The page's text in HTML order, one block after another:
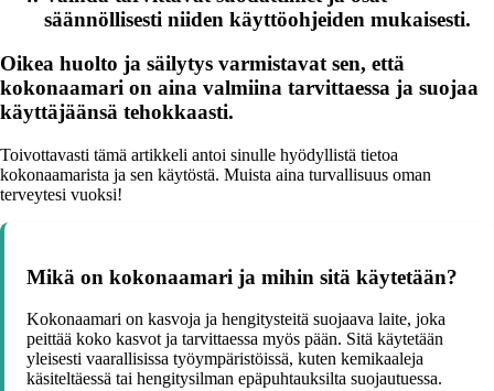
säännöllisesti niiden käyttöohjeiden mukaisesti.
Oikea huolto ja säilytys varmistavat sen, että
kokonaamari on aina valmiina tarvittaessa ja suojaa
käyttäjäänsä tehokkaasti.
Toivottavasti tämä artikkeli antoi sinulle hyödyllistä tietoa
kokonaamarista ja sen käytöstä. Muista aina turvallisuus oman
terveytesi vuoksi!
Mikä on kokonaamari ja mihin sitä käytetään?
Kokonaamari on kasvoja ja hengitysteitä suojaava laite, joka
peittää koko kasvot ja tarvittaessa myös pään. Sitä käytetään
yleisesti vaarallisissa työympäristöissä, kuten kemikaaleja
käsiteltäessä tai hengitysilman epäpuhtauksilta suojautuessa.